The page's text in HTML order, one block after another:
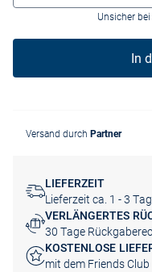
Unsicher
In
Versand durch Partner
LIEFERZEIT
Lieferzeit ca. 1 - 3
VERLÄNGERTES
30 Tage
KOSTENLOSE
mit dem Friends Club